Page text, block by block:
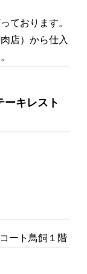
ております。
店）から仕入
ーキレスト
ート鳥飼１階